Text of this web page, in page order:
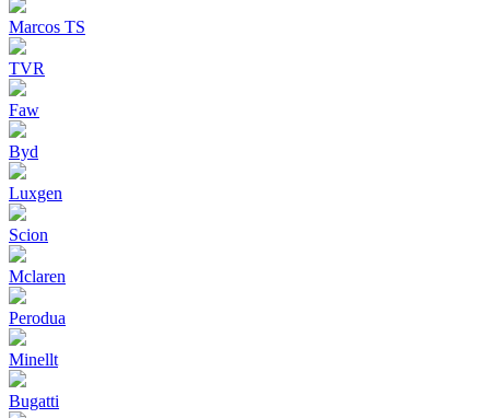
Marcos TS
TVR
Faw
Byd
Luxgen
Scion
Mclaren
Perodua
Minellt
Bugatti